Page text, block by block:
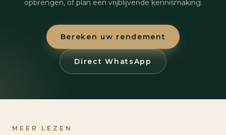
opbrengen, of plan een vrijblijvende kennismaking.
Bereken uw rendement
Direct WhatsApp
MEER LEZEN